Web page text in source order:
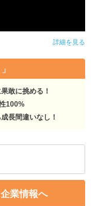
詳細を見る
敢に挑める！
100%
長間違いなし！
企業情報へ